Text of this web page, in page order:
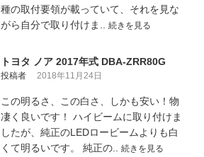
種の取付要領が載っていて、それを見な
がら自分で取り付けま.. 続きを見る
トヨタ ノア 2017年式 DBA-ZRR80G
投稿者 2018年11月24日
この明るさ、この白さ、しかも安い！物
凄く良いです！ ハイビームに取り付けま
したが、純正のLEDロービームよりも白
くて明るいです。 純正の.. 続きを見る